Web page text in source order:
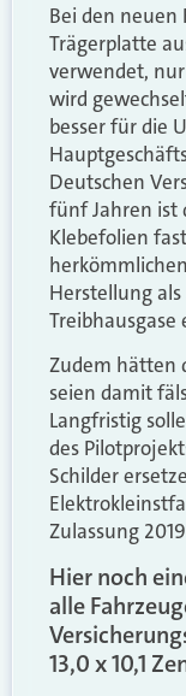
Bei den neuen
Trägerplatte
verwendet,
wird
besser für die
Deutschen
fünf Jahren ist
Klebefolien
Herstellung
Treibhausgase
Zudem hätten
seien damit
Langfristig
des
Schilder
Zulassung
Hier noch
alle
13,0 x 10,1